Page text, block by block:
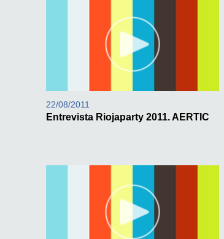
22/08/2011
Entrevista Riojaparty 2011. AERTIC